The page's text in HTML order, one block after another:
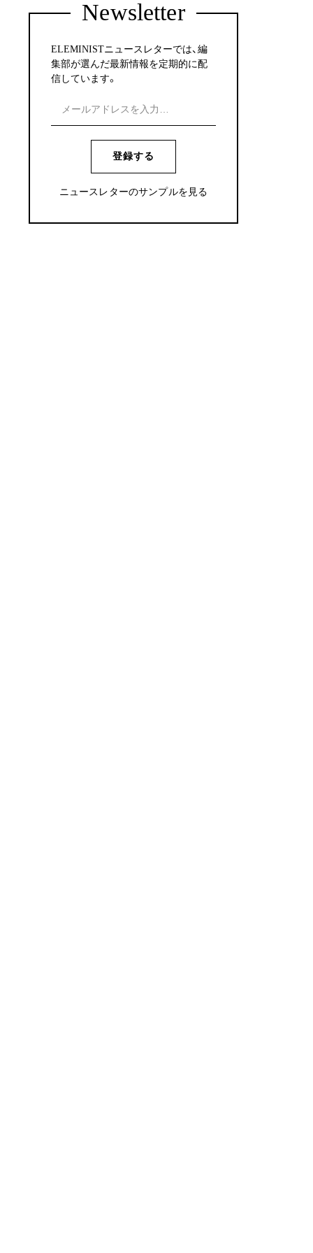
Newsletter
ELEMINISTニュースレターでは、編
集部が選んだ最新情報を定期的に配
信しています。
登録する
ニュースレターのサンプルを見る